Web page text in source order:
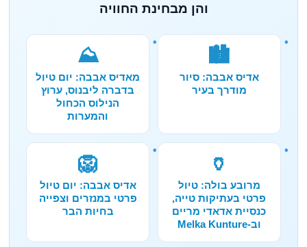
והן מבחינת החוויה
🏙️
אדיס אבבה: סיור
מודרך בעיר
⛰️
מאדיס אבבה: יום טיול
בדברה ליבנוס, ערוץ
הנילוס הכחול
והמערות
🏺
מרובע בולה: טיול
פרטי בעתיקות טייה,
כנסיית אדאדי מריים
וב-Melka Kunture
🦁
אדיס אבבה: יום טיול
פרטי במנזרים וצפייה
בחיות הבר